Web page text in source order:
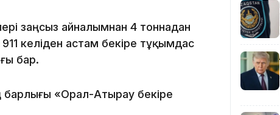
заңсыз айналымнан 4 тоннадан
911 келіден астам бекіре тұқымдас
бар.
барлығы «Орал-Атырау бекіре
19:09